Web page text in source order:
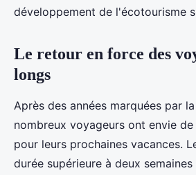
développement de l'écotourisme
Le retour en force des
longs
Après des années marquées par
nombreux voyageurs ont envie
pour leurs prochaines vacances.
durée supérieure à deux